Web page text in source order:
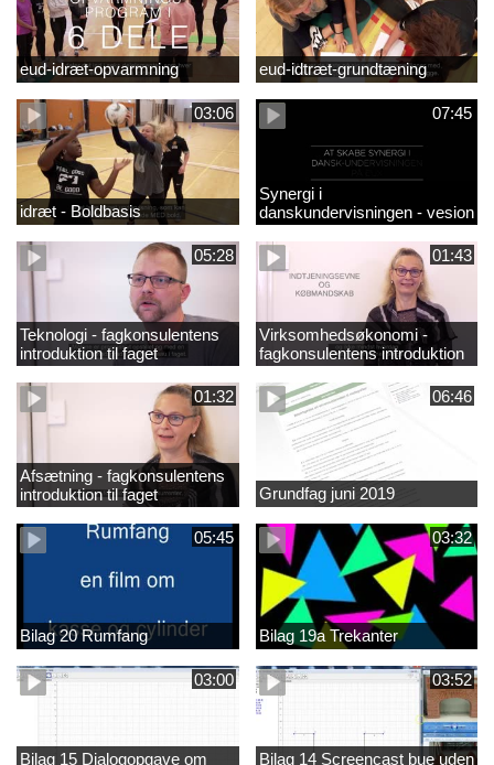
eud-idræt-opvarmning eud-idtræt-grundtæning
03:06
idræt - Boldbasis
07:45
Synergi i
danskundervisningen - vesion
2
05:28
Teknologi - fagkonsulentens
introduktion til faget
01:43
Virksomhedsøkonomi -
fagkonsulentens introduktion
til faget
01:32
Afsætning - fagkonsulentens
introduktion til faget
06:46
Grundfag juni 2019
05:45
Bilag 20 Rumfang
03:32
Bilag 19a Trekanter
03:00
Bilag 15 Dialogopgave om
03:52
Bilag 14 Screencast bue uden